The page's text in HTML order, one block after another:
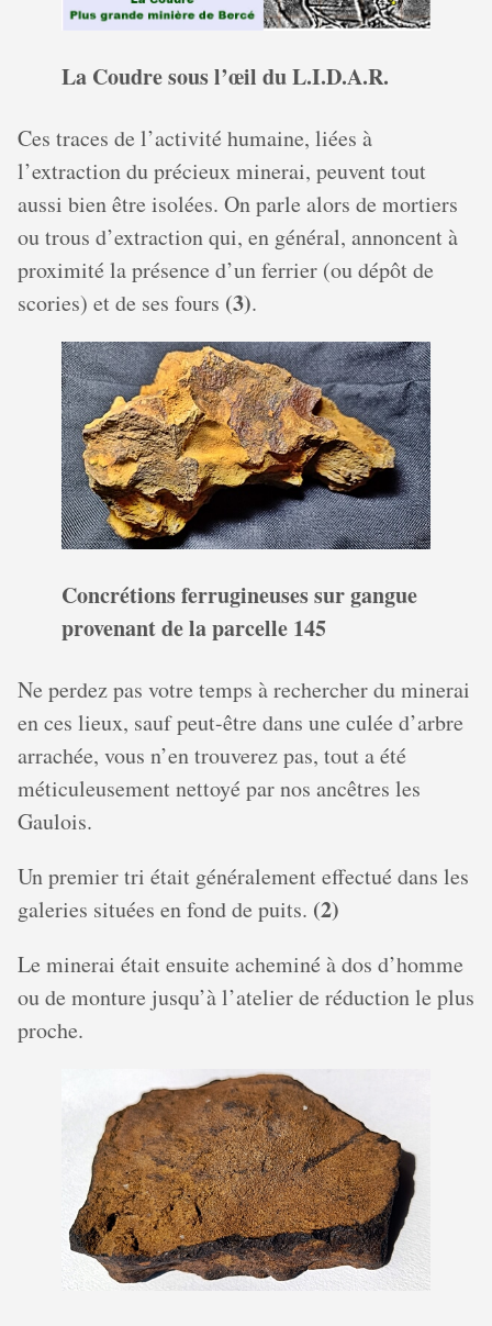
La Coudre sous l’œil du L.I.D.A.R.
Ces traces de l’activité humaine, liées à
l’extraction du précieux minerai, peuvent tout
aussi bien être isolées. On parle alors de mortiers
ou trous d’extraction qui, en général, annoncent à
proximité la présence d’un ferrier (ou dépôt de
scories) et de ses fours (3).
Concrétions ferrugineuses sur gangue
provenant de la parcelle 145
Ne perdez pas votre temps à rechercher du minerai
en ces lieux, sauf peut-être dans une culée d’arbre
arrachée, vous n’en trouverez pas, tout a été
méticuleusement nettoyé par nos ancêtres les
Gaulois.
Un premier tri était généralement effectué dans les
galeries situées en fond de puits. (2)
Le minerai était ensuite acheminé à dos d’homme
ou de monture jusqu’à l’atelier de réduction le plus
proche.